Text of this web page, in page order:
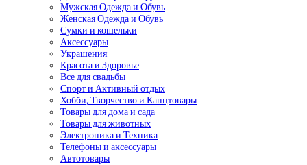
Мужская Одежда и Обувь
Женская Одежда и Обувь
Сумки и кошельки
Аксессуары
Украшения
Красота и Здоровье
Все для свадьбы
Спорт и Активный отдых
Хобби, Творчество и Канцтовары
Товары для дома и сада
Товары для животных
Электроника и Техника
Телефоны и аксессуары
Автотовары